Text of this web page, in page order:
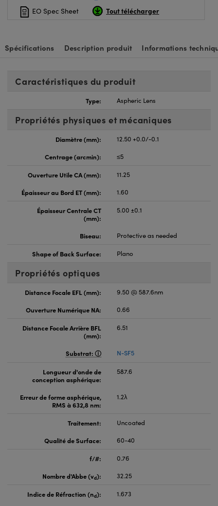
EO Spec Sheet
Tout télécharger
Spécifications Description produit Informations
Caractéristiques du produit
Type: Aspheric Lens
Propriétés physiques et mécaniques
Diamètre (mm):
12.50 +0.0/-0.1
Centrage (arcmin):
≤5
Ouverture Utile CA (mm):
11.25
Épaisseur au Bord ET (mm):
1.60
Épaisseur Centrale CT
(mm):
5.00 ±0.1
Biseau: Protective as needed
Shape of Back Surface: Plano
Propriétés optiques
Distance Focale EFL (mm):
9.50 @ 587.6nm
Ouverture Numérique NA:
0.66
Distance Focale Arrière BFL
(mm):
6.51
Substrat: N-SF5
Longueur d'onde de
conception asphérique:
587.6
Erreur de forme asphérique,
RMS à 632,8 nm:
1.2λ
Traitement:
Uncoated
Qualité de Surface:
60-40
f/#:
0.76
Nombre d'Abbe (vd): 32.25
Indice de Réfraction (nd):
1.673